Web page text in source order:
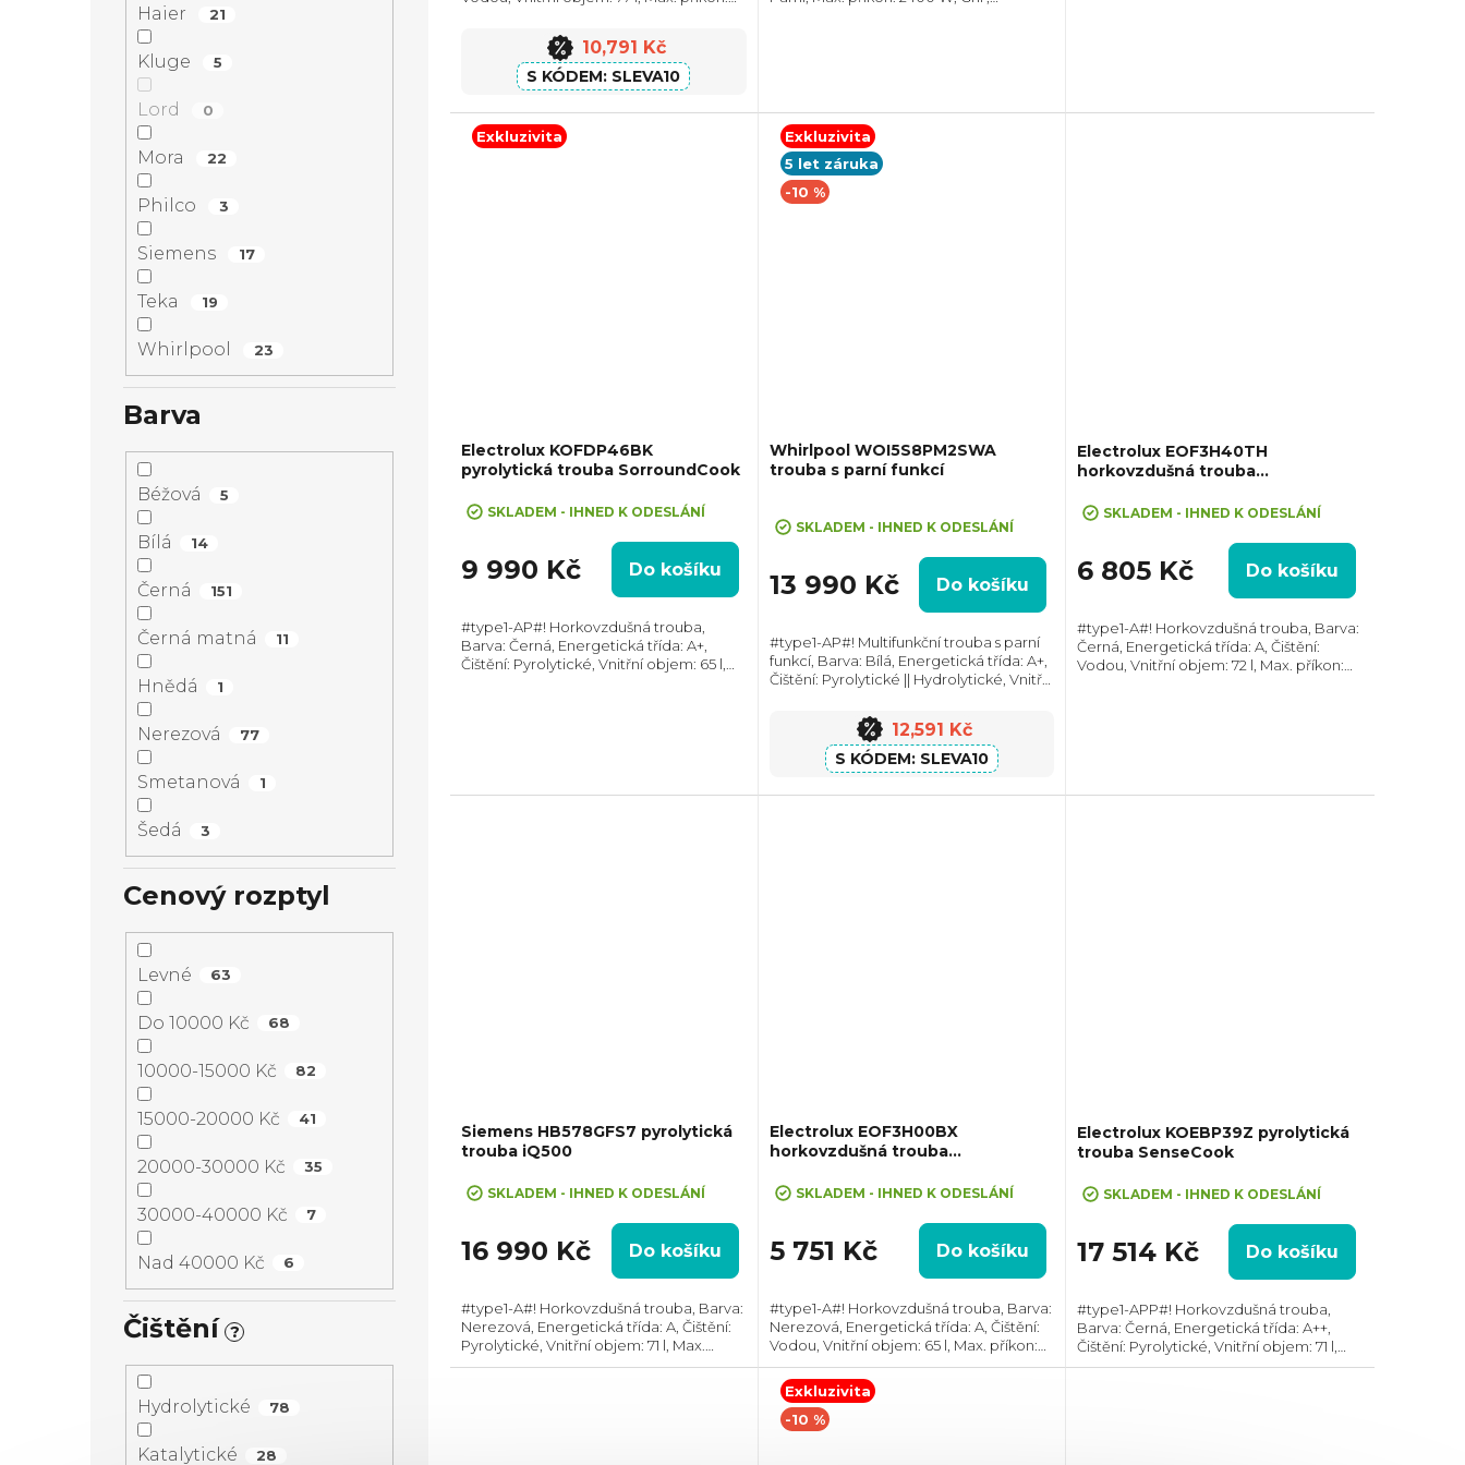
Haier 21
Kluge 5
Lord 0
Mora 22
Philco 3
Siemens 17
Teka 19
Whirlpool 23
Barva
Béžová 5
Bílá 14
Černá 151
Černá matná 11
Hnědá 1
Nerezová 77
Smetanová 1
Šedá 3
Cenový rozptyl
Levné 63
Do 10000 Kč 68
10000-15000 Kč 82
15000-20000 Kč 41
20000-30000 Kč 35
30000-40000 Kč 7
Nad 40000 Kč 6
Čištění ?
Hydrolytické 78
Katalytické 28
(VxŠxH):595x595x564 mm, Výbava:...
10,791 Kč
SLEVA10
Exkluzivita
Electrolux KOFDP46BK
pyrolytická trouba SorroundCook
SKLADEM - IHNED K ODESLÁNÍ
9 990 Kč Do košíku
#type1-AP#! Horkovzdušná trouba,
Barva: Černá, Energetická třída: A+,
Čištění: Pyrolytické, Vnitřní objem: 65 l,
Exkluzivita
5 let záruka
-10 %
Whirlpool WOI5S8PM2SWA
trouba s parní funkcí
hodnocení
je
5,0
5
hvězdiček.
SKLADEM - IHNED K ODESLÁNÍ
13 990 Kč Do košíku
#type1-AP#! Multifunkční trouba s parní
funkcí, Barva: Bílá, Energetická třída: A+,
Čištění: Pyrolytické || Hydrolytické, Vnitřní
Rozměry (VxŠxH): 597x595x564 mm,...
12,591 Kč
SLEVA10
Electrolux EOF3H40TH
horkovzdušná trouba
SKLADEM - IHNED K ODESLÁNÍ
6 805 Kč Do košíku
#type1-A#! Horkovzdušná trouba, Barva:
Černá, Energetická třída: A, Čištění:
Vodou, Vnitřní objem: 72 l, Max. příkon:
Siemens HB578GFS7 pyrolytická
trouba iQ500
SKLADEM - IHNED K ODESLÁNÍ
16 990 Kč Do košíku
#type1-A#! Horkovzdušná trouba, Barva:
Nerezová, Energetická třída: A, Čištění:
Pyrolytické, Vnitřní objem: 71 l, Max.
příkon: 3600 W, Gril, Rozměry (VxŠxH):
Electrolux EOF3H00BX
horkovzdušná trouba
SKLADEM - IHNED K ODESLÁNÍ
5 751 Kč Do košíku
#type1-A#! Horkovzdušná trouba, Barva:
Nerezová, Energetická třída: A, Čištění:
Vodou, Vnitřní objem: 65 l, Max. příkon:
2090 W, Gril, Rozměry
(VxŠxH):590x594x560 mm, Teplotní
rozsah: 50°C - 250°C,...
Electrolux KOEBP39Z pyrolytická
trouba SenseCook
SKLADEM - IHNED K ODESLÁNÍ
17 514 Kč Do košíku
#type1-APP#! Horkovzdušná trouba,
Barva: Černá, Energetická třída: A++,
Čištění: Pyrolytické, Vnitřní objem: 71 l,
Max. příkon: 3500 W, Gril, Rozměry
Exkluzivita
-10 %